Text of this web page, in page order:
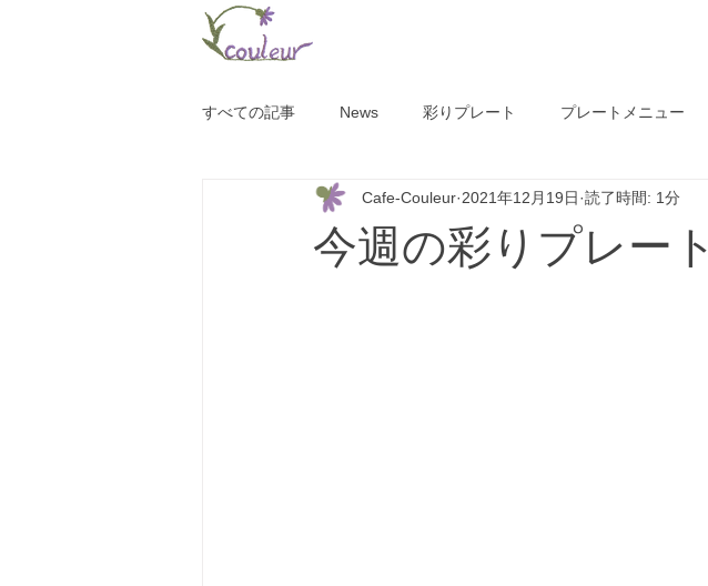
すべての記事 News 彩りプレート プレートメニュー
今週の彩りプレート
Cafe-Couleur 2021年12月19日 読了時間: 1分